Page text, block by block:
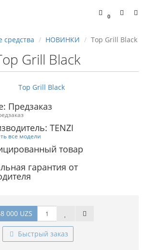
0
НОВИНКИ Top Grill Black
Grill Black
Предзаказ
TENZI
все модели
товар
гарантия от
000 UZS
Быстрый заказ